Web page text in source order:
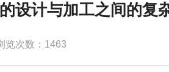
设计与加工之间的复
览次数：1463